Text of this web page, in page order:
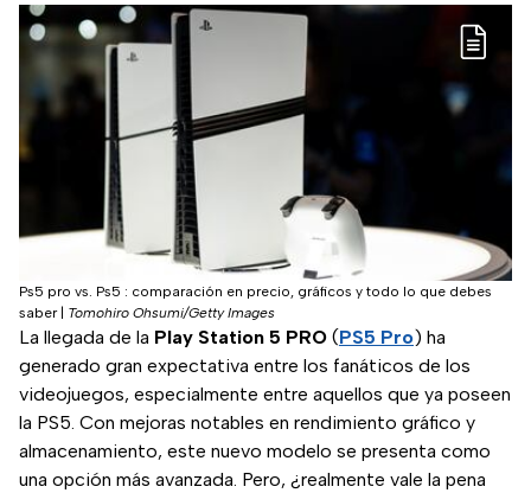
Ps5 pro vs. Ps5 : comparación en precio, gráficos y todo lo que debes
saber| Tomohiro Ohsumi/Getty Images
La llegada de la Play Station 5 PRO (PS5 Pro) ha
generado gran expectativa entre los fanáticos de los
videojuegos, especialmente entre aquellos que ya poseen
la PS5. Con mejoras notables en rendimiento gráfico y
almacenamiento, este nuevo modelo se presenta como
una opción más avanzada. Pero, ¿realmente vale la pena